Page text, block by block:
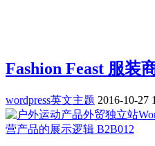
Fashion Feast 服装
wordpress英文主题 2016-10-27